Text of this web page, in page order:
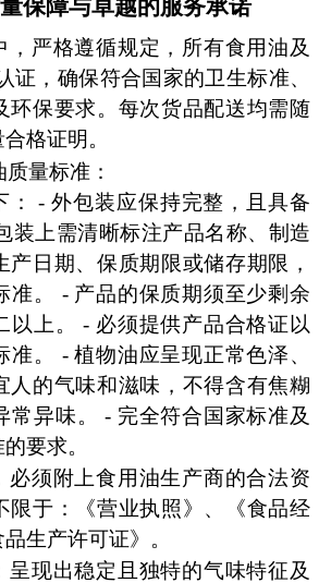
保障与卓越的服务承诺
，严格遵循规定，所有食用油及
证，确保符合国家的卫生标准、
环保要求。每次货品配送均需随
格证明。
量标准：
： - 外包装应保持完整，且具备
装上需清晰标注产品名称、制造
产日期、保质期限或储存期限，
准。 - 产品的保质期须至少剩余
以上。 - 必须提供产品合格证以
。 - 植物油应呈现正常色泽、
人的气味和滋味，不得含有焦糊
常异味。 - 完全符合国家标准及
要求。
必须附上食用油生产商的合法资
限于：《营业执照》、《食品经
生产许可证》。
呈现出稳定且独特的气味特征及